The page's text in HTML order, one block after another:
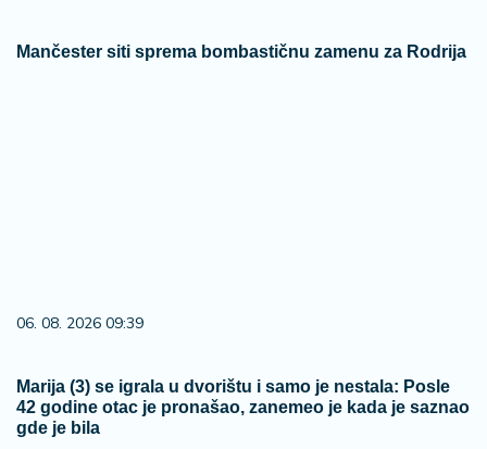
Mančester siti sprema bombastičnu zamenu za Rodrija
06. 08. 2026 09:39
Marija (3) se igrala u dvorištu i samo je nestala: Posle
42 godine otac je pronašao, zanemeo je kada je saznao
gde je bila